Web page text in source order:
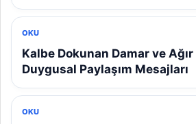
OKU
Kalbe Dokunan Damar ve Ağır
Duygusal Paylaşım Mesajları
OKU